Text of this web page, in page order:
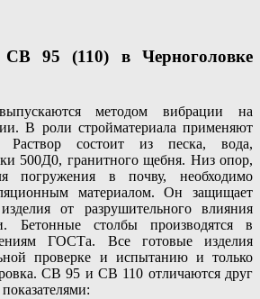
95 (110) в Черноголовке
методом вибрации на
В роли стройматериала применяют
Раствор состоит из песка, вода,
500Д0, гранитного щебня. Низ опор,
погружения в почву, необходимо
материалом. Он защищает
от разрушительного влияния
Бетонные столбы производятся в
ГОСТа. Все готовые изделия
проверке и испытанию и только
СВ 95 и СВ 110 отличаются друг